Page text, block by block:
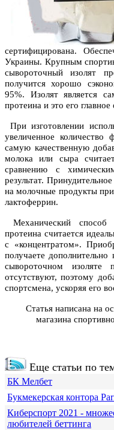
сертифицирована.
Украины. Крупным
сывороточный изолят
получится хорошо
95%. Изолят является
протеина и это его главное
При изготовлении
увеличенное количество
самую качественную
молока или сыра
сравнению с
результат.
на молочные продукты
лактоферрин.
Механический способ
протеина считается
с «концентратом».
получаете
сывороточном изоляте
отсутствуют, поэтому
спортсмена, ускоряя его
Статья написана на
магазина
Еще статьи по
БК Мелбет
Букмекерская контора
Киберспорт 2021 -
любителей беттинга